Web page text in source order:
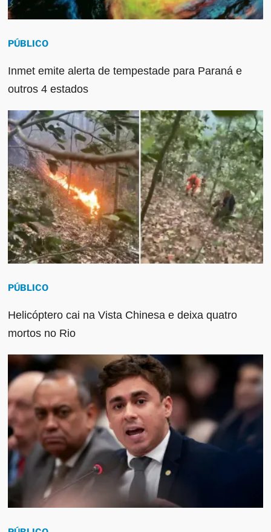
PÚBLICO
Inmet emite alerta de tempestade para Paraná e
outros 4 estados
PÚBLICO
Helicóptero cai na Vista Chinesa e deixa quatro
mortos no Rio